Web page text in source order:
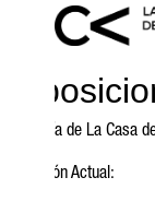
La galería de La Casa
Exposición Actual: